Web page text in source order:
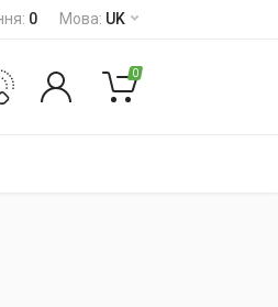
: 0 Мова: UK
0